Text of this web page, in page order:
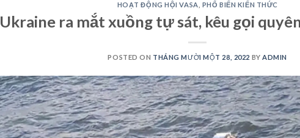
HOẠT ĐỘNG HỘI VASA PHỔ BIẾN KIẾN THỨC
Ukraine ra mắt xuồng tự sát, kêu gọi
POSTED ON THÁNG MƯỜI MỘT 28, 2022 BYADMIN